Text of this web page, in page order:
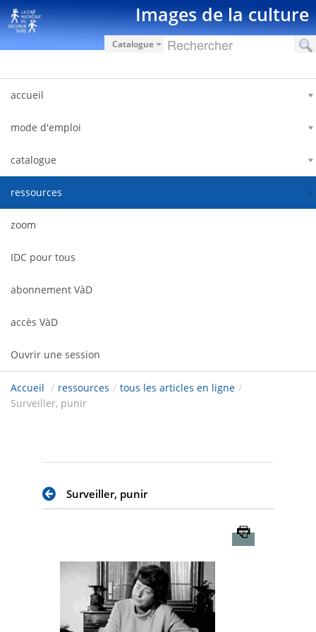
Saut au contenu Images de la culture
Catalogue
accueil
mode d'emploi
catalogue
ressources
zoom
IDC pour tous
abonnement VàD
accès VàD
Ouvrir une session
Accueil / ressources / tous les articles en ligne /
Surveiller, punir
Surveiller, punir